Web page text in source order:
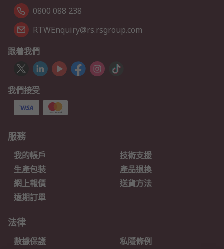
0800 088 238
RTWEnquiry@rs.rsgroup.com
跟着我們
我們接受
服務
我的帳戶
技術支援
生產包裝
產品退換
網上報價
送貨方法
遠期訂單
法律
數據保護 私隱條例